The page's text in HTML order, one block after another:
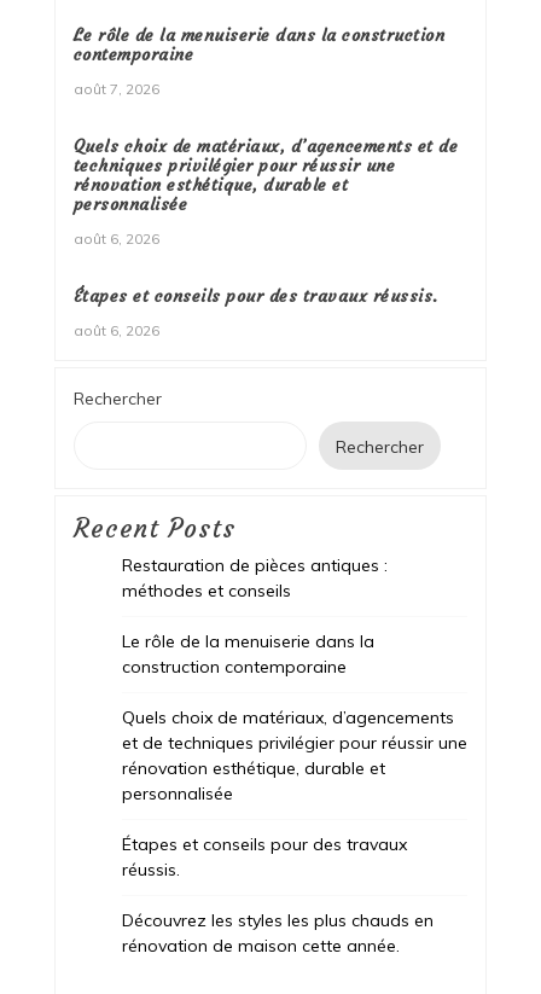
Le rôle de la menuiserie dans la construction
contemporaine
août 7, 2026
Quels choix de matériaux, d’agencements et de
techniques privilégier pour réussir une
rénovation esthétique, durable et
personnalisée
août 6, 2026
Étapes et conseils pour des travaux réussis.
août 6, 2026
Rechercher
Rechercher
Recent Posts
Restauration de pièces antiques :
méthodes et conseils
Le rôle de la menuiserie dans la
construction contemporaine
Quels choix de matériaux, d’agencements
et de techniques privilégier pour réussir une
rénovation esthétique, durable et
personnalisée
Étapes et conseils pour des travaux
réussis.
Découvrez les styles les plus chauds en
rénovation de maison cette année.